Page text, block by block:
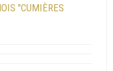
"CUMIÈRES